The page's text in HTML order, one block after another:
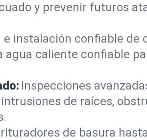
y prevenir futuros
e instalación confiable de
caliente confiable
Inspecciones
de raíces,
de basura